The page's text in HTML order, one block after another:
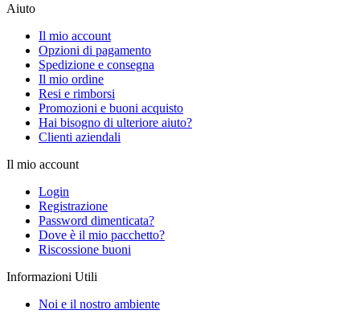
Aiuto
Il mio account
Opzioni di pagamento
Spedizione e consegna
Il mio ordine
Resi e rimborsi
Promozioni e buoni acquisto
Hai bisogno di ulteriore aiuto?
Clienti aziendali
Il mio account
Login
Registrazione
Password dimenticata?
Dove è il mio pacchetto?
Riscossione buoni
Informazioni Utili
Noi e il nostro ambiente